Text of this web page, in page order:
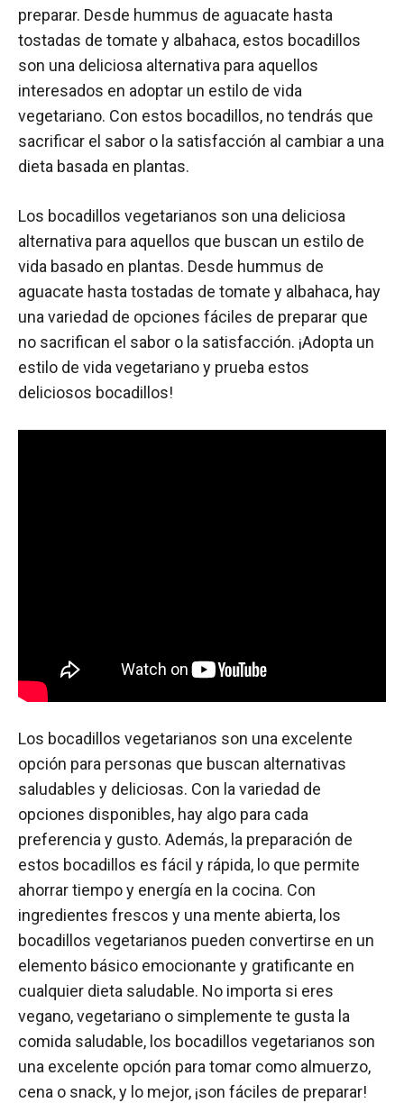
preparar. Desde hummus de aguacate hasta
tostadas de tomate y albahaca, estos bocadillos
son una deliciosa alternativa para aquellos
interesados en adoptar un estilo de vida
vegetariano. Con estos bocadillos, no tendrás que
sacrificar el sabor o la satisfacción al cambiar a una
dieta basada en plantas.
Los bocadillos vegetarianos son una deliciosa
alternativa para aquellos que buscan un estilo de
vida basado en plantas. Desde hummus de
aguacate hasta tostadas de tomate y albahaca, hay
una variedad de opciones fáciles de preparar que
no sacrifican el sabor o la satisfacción. ¡Adopta un
estilo de vida vegetariano y prueba estos
deliciosos bocadillos!
Los bocadillos vegetarianos son una excelente
opción para personas que buscan alternativas
saludables y deliciosas. Con la variedad de
opciones disponibles, hay algo para cada
preferencia y gusto. Además, la preparación de
estos bocadillos es fácil y rápida, lo que permite
ahorrar tiempo y energía en la cocina. Con
ingredientes frescos y una mente abierta, los
bocadillos vegetarianos pueden convertirse en un
elemento básico emocionante y gratificante en
cualquier dieta saludable. No importa si eres
vegano, vegetariano o simplemente te gusta la
comida saludable, los bocadillos vegetarianos son
una excelente opción para tomar como almuerzo,
cena o snack, y lo mejor, ¡son fáciles de preparar!